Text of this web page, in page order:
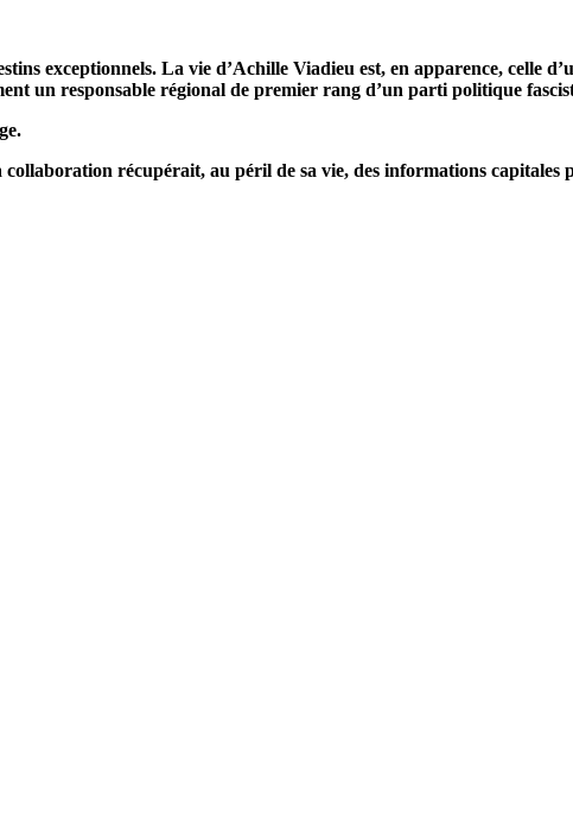
exceptionnels. La vie d’Achille Viadieu est, en apparence, celle
un responsable régional de premier rang d’un parti politique
récupérait, au péril de sa vie, des informations capitales